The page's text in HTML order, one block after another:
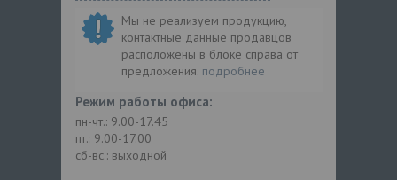
Мы не реализуем продукцию,
контактные данные продавцов
расположены в блоке справа от
предложения. подробнее
Режим работы офиса:
пн-чт.: 9.00-17.45
пт.: 9.00-17.00
сб-вс.: выходной